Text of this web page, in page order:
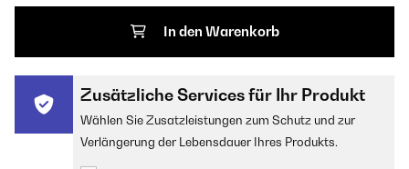
In den Warenkorb
Zusätzliche Services für Ihr Produkt
Wählen Sie Zusatzleistungen zum Schutz und zur
Verlängerung der Lebensdauer Ihres Produkts.